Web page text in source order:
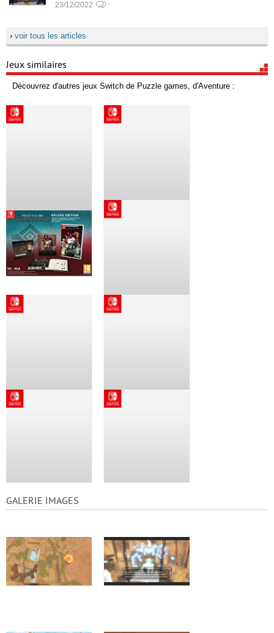
23/12/2022
› voir tous les articles
Jeux similaires
Découvrez d'autres jeux Switch de Puzzle games, d'Aventure :
GALERIE IMAGES